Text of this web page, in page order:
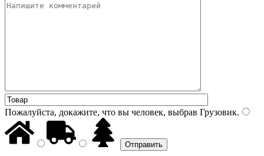
Пожалуйста, докажите, что вы человек, выбрав Грузовик.